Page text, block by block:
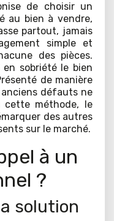
de choisir un
au bien à vendre,
partout, jamais
simple et
des pièces.
sobriété le bien
de manière
défauts ne
cette méthode, le
des autres
sur le marché.
à un
?
solution